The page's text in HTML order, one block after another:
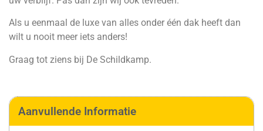
Als u eenmaal de luxe van alles onder één dak heeft dan
wilt u nooit meer iets anders!
Graag tot ziens bij De Schildkamp.
Aanvullende Informatie